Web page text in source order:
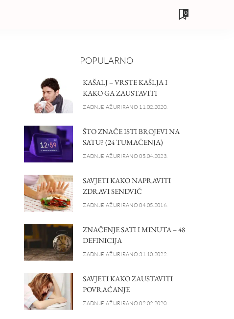
0
POPULARNO
KAŠALJ – VRSTE KAŠLJA I
KAKO GA ZAUSTAVITI
ZADNJE AŽURIRANO 11.02.2020.
ŠTO ZNAČE ISTI BROJEVI NA
SATU? (24 TUMAČENJA)
ZADNJE AŽURIRANO 05.04.2023.
SAVJETI KAKO NAPRAVITI
ZDRAVI SENDVIČ
ZADNJE AŽURIRANO 04.05.2016.
ZNAČENJE SATI I MINUTA – 48
DEFINICIJA
ZADNJE AŽURIRANO 31.10.2022.
SAVJETI KAKO ZAUSTAVITI
POVRAĆANJE
ZADNJE AŽURIRANO 02.02.2020.